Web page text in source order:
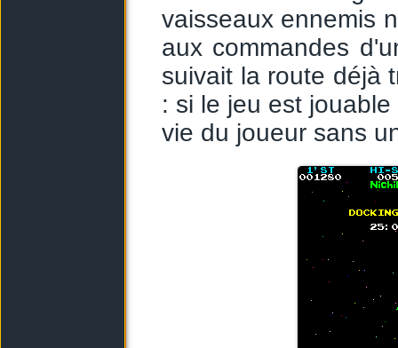
vaisseaux ennemis
aux commandes
suivait la route déjà
: si le jeu est
vie du joueur sans